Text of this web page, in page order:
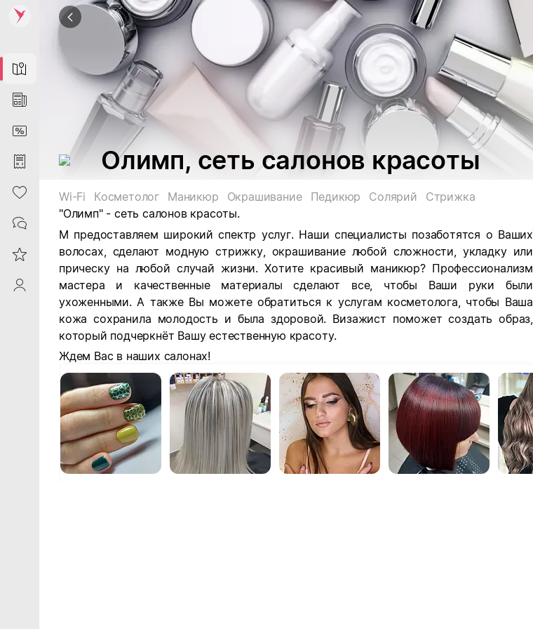
Map
News
DiscountCard
Purchases
Heart
Contacts
Reviews
ProfileSaby
Олимп, сеть салонов красоты
Wi-Fi Косметолог Маникюр Окрашивание Педикюр Солярий
Стрижка
"Олимп" - сеть салонов красоты.
М предоставляем широкий спектр услуг. Наши специалисты позаботятся о Ваших
волосах, сделают моднуюстрижку, окрашивание любой сложности, укладку или
прическу на любой случай жизни. Хотите красивый маникюр? Профессионализм
мастера и качественные материалы сделают все, чтобы Ваши руки были
ухоженными. А также Вы можете обратиться к услугам косметолога, чтобы Ваша
кожа сохранила молодость и была здоровой. Визажист поможет создать образ,
который подчеркнёт Вашу естественную красоту.
Ждем Вас в наших салонах!